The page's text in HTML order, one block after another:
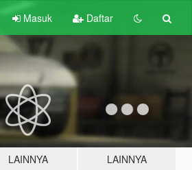
Masuk Daftar
LAINNYA LAINNYA